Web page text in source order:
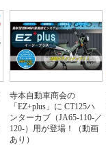
寺本自動車商会の
「EZ+plus」に CT125ハ
ンターカブ（JA65-110-／
120-）用が登場！（動画
あり）